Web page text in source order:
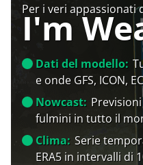
Per i veri appassionati
I'm
Dati del modello:
e onde GFS, ICON,
Nowcast:
fulmini in tutto il
Clima: Serie
ERA5 in intervalli di